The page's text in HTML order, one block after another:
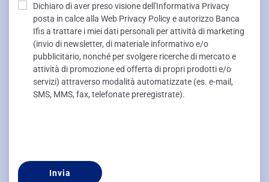
Dichiaro di aver preso visione dell'Informativa Privacy
posta in calce alla Web Privacy Policy e autorizzo Banca
Ifis a trattare i miei dati personali per attività di marketing
(invio di newsletter, di materiale informativo e/o
pubblicitario, nonché per svolgere ricerche di mercato e
attività di promozione ed offerta di propri prodotti e/o
servizi) attraverso modalità automatizzate (es. e-mail,
SMS, MMS, fax, telefonate preregistrate).